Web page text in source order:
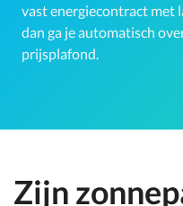
vast energiecontract met
dan ga je automatisch
prijsplafond.
Zijn